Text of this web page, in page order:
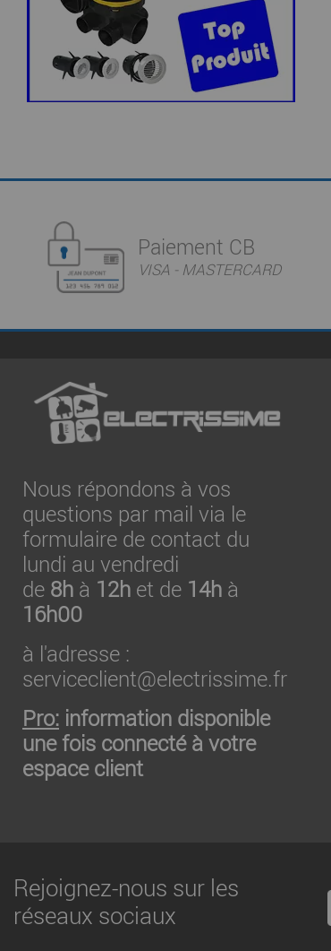
Paiement CB
VISA - MASTERCARD
Nous répondons à vos
questions par mail via le
formulaire de contact du
lundi au vendredi
de 8h à 12h et de 14h à
16h00
à l'adresse :
serviceclient@electrissime.fr
Pro: information disponible
une fois connecté à votre
espace client
Rejoignez-nous sur les
réseaux sociaux